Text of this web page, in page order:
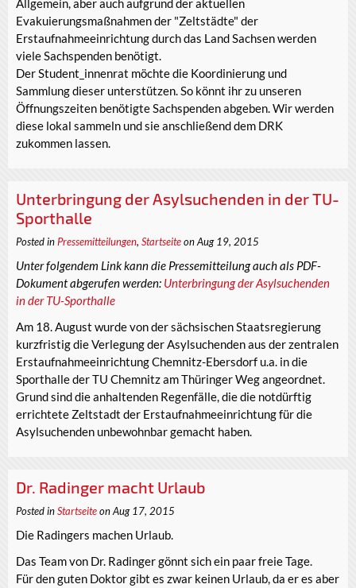
Allgemein, aber auch aufgrund der aktuellen
Evakuierungsmaßnahmen der "Zeltstädte" der
Erstaufnahmeeinrichtung durch das Land Sachsen werden
viele Sachspenden benötigt.
Der Student_innenrat möchte die Koordinierung und
Sammlung dieser unterstützen. So könnt ihr zu unseren
Öffnungszeiten benötigte Sachspenden abgeben. Wir werden
diese lokal sammeln und sie anschließend dem DRK
zukommen lassen.
Unterbringung der Asylsuchenden in der TU-
Sporthalle
Posted in Pressemitteilungen, Startseiteon Aug 19, 2015
Unter folgendem Link kann die Pressemitteilung auch als PDF-
Dokument abgerufen werden: Unterbringung der Asylsuchenden
in der TU-Sporthalle
Am 18. August wurde von der sächsischen Staatsregierung
kurzfristig die Verlegung der Asylsuchenden aus der zentralen
Erstaufnahmeeinrichtung Chemnitz-Ebersdorf u.a. in die
Sporthalle der TU Chemnitz am Thüringer Weg angeordnet.
Grund sind die anhaltenden Regenfälle, die die notdürftig
errichtete Zeltstadt der Erstaufnahmeeinrichtung für die
Asylsuchenden unbewohnbar gemacht haben.
Dr. Radinger macht Urlaub
Posted inStartseiteon Aug 17, 2015
Die Radingers machen Urlaub.
Das Team von Dr. Radinger gönnt sich ein paar freie Tage.
Für den guten Doktor gibt es zwar keinen Urlaub, da er es aber